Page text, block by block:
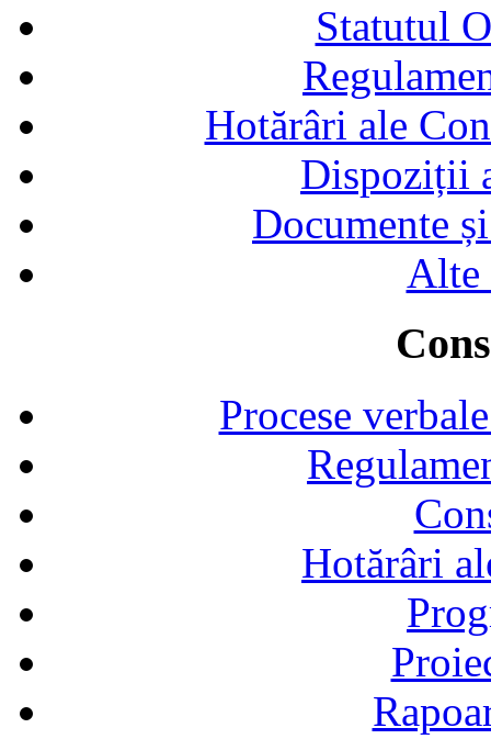
Statutul
Hotărâri ale
Dispoziții
Documente
Alte
Procese
Hotărâri